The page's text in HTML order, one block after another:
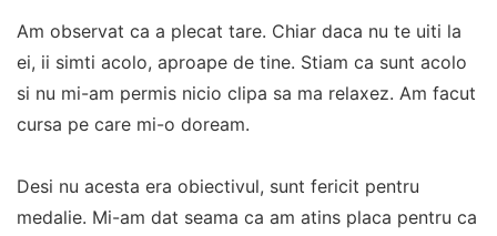
Am observat ca a plecat tare. Chiar daca nu te uiti la
ei, ii simti acolo, aproape de tine. Stiam ca sunt acolo
si nu mi-am permis nicio clipa sa ma relaxez. Am facut
cursa pe care mi-o doream.
Desi nu acesta era obiectivul, sunt fericit pentru
medalie. Mi-am dat seama ca am atins placa pentru ca